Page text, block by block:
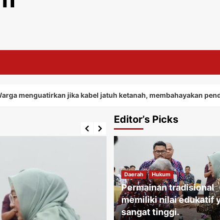
jika kabel jatuh ketanah, membahayakan penduduk
Editor’s Picks
Daerah Hukum
Permainan tradisional
memiliki nilai edukatif
sangat tinggi.